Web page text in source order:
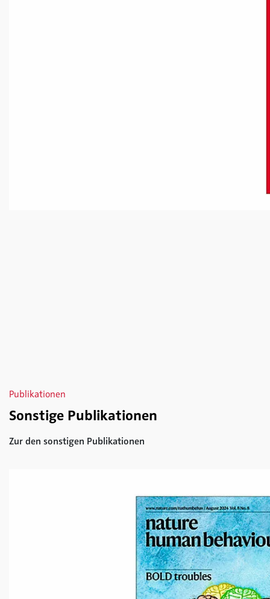
Publikationen
Sonstige Publikationen
Zur den sonstigen Publikationen